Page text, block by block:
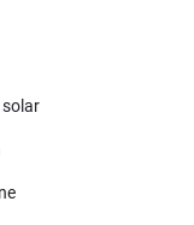
solar